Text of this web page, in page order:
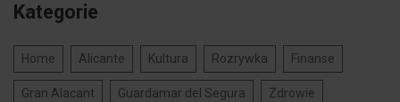
Kategorie
Home Alicante Kultura Rozrywka Finanse
Gran Alacant Guardamar del Segura Zdrowie